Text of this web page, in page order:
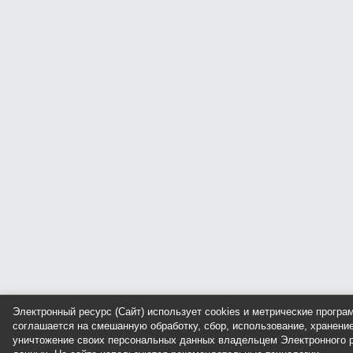
Электронный ресурс (Сайт) использует cookies и метрические
соглашается на смешанную обработку, сбор, использование,
уничтожение своих персональных данных владельцем Электронного